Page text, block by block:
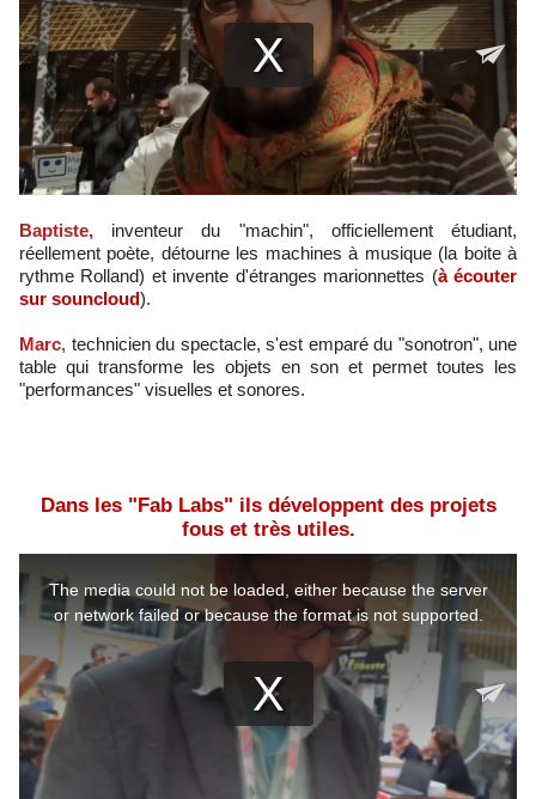
Baptiste, inventeur du "machin", officiellement étudiant,
réellement poète, détourne les machines à musique (la boite à
rythme Rolland) et invente d'étranges marionnettes (à écouter
sur souncloud).
Marc, technicien du spectacle, s'est emparé du "sonotron", une
table qui transforme les objets en son et permet toutes les
"performances" visuelles et sonores.
Dans les "Fab Labs" ils développent des projets
fous et très utiles.